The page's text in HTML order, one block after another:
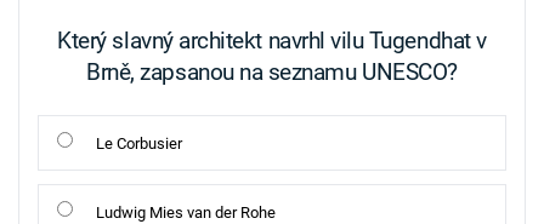
Který slavný architekt navrhl vilu Tugendhat v
Brně, zapsanou na seznamu UNESCO?
Le Corbusier
Ludwig Mies van der Rohe